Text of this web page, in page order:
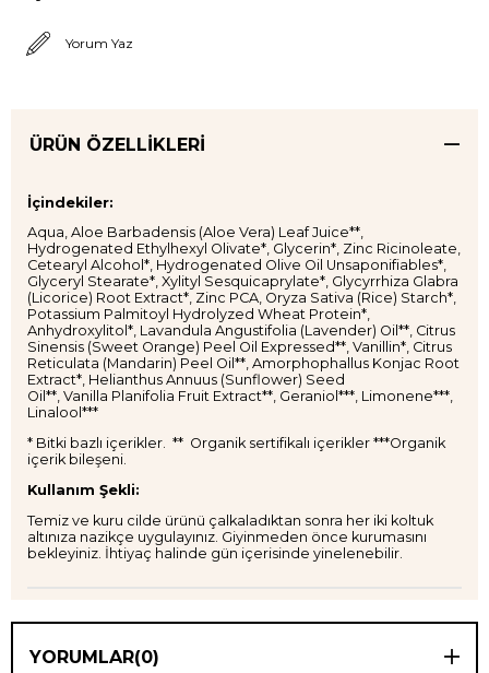
Yorum Yaz
ÜRÜN ÖZELLIKLERI
İçindekiler:
Aqua, Aloe Barbadensis (Aloe Vera) Leaf Juice**,
Hydrogenated Ethylhexyl Olivate*, Glycerin*, Zinc Ricinoleate,
Cetearyl Alcohol*, Hydrogenated Olive Oil Unsaponifiables*,
Glyceryl Stearate*, Xylityl Sesquicaprylate*, Glycyrrhiza Glabra
(Licorice) Root Extract*, Zinc PCA, Oryza Sativa (Rice) Starch*,
Potassium Palmitoyl Hydrolyzed Wheat Protein*,
Anhydroxylitol*, Lavandula Angustifolia (Lavender) Oil**, Citrus
Sinensis (Sweet Orange) Peel Oil Expressed**, Vanillin*, Citrus
Reticulata (Mandarin) Peel Oil**, Amorphophallus Konjac Root
Extract*, Helianthus Annuus (Sunflower) Seed
Oil**, Vanilla Planifolia Fruit Extract**, Geraniol***, Limonene***,
Linalool***
* Bitki bazlı içerikler. ** Organik sertifikalı içerikler ***Organik
içerik bileşeni.
Kullanım Şekli:
Temiz ve kuru cilde ürünü çalkaladıktan sonra her iki koltuk
altınıza nazikçe uygulayınız. Giyinmeden önce kurumasını
bekleyiniz. İhtiyaç halinde gün içerisinde yinelenebilir.
YORUMLAR(0)